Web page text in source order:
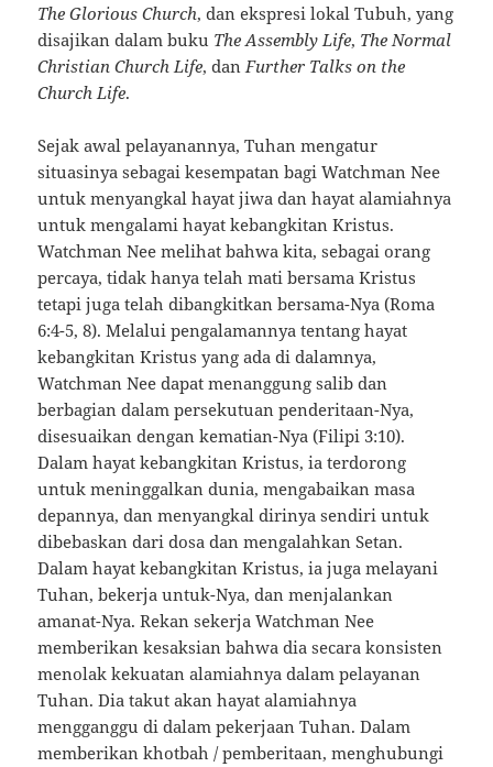
The Glorious Church, dan ekspresi lokal Tubuh, yang
disajikan dalam buku The Assembly Life, The Normal
Christian Church Life, danFurther Talks on the
Church Life.
Sejak awal pelayanannya, Tuhan mengatur
situasinya sebagai kesempatan bagi Watchman Nee
untuk menyangkal hayat jiwa dan hayat alamiahnya
untuk mengalami hayat kebangkitan Kristus.
Watchman Nee melihat bahwa kita, sebagai orang
percaya, tidak hanya telah mati bersama Kristus
tetapi juga telah dibangkitkan bersama-Nya (Roma
6:4-5, 8). Melalui pengalamannya tentang hayat
kebangkitan Kristus yang ada di dalamnya,
Watchman Nee dapat menanggung salib dan
berbagian dalam persekutuan penderitaan-Nya,
disesuaikan dengan kematian-Nya (Filipi 3:10).
Dalam hayat kebangkitan Kristus, ia terdorong
untuk meninggalkan dunia, mengabaikan masa
depannya, dan menyangkal dirinya sendiri untuk
dibebaskan dari dosa dan mengalahkan Setan.
Dalam hayat kebangkitan Kristus, ia juga melayani
Tuhan, bekerja untuk-Nya, dan menjalankan
amanat-Nya. Rekan sekerja Watchman Nee
memberikan kesaksian bahwa dia secara konsisten
menolak kekuatan alamiahnya dalam pelayanan
Tuhan. Dia takut akan hayat alamiahnya
mengganggu di dalam pekerjaan Tuhan. Dalam
memberikan khotbah / pemberitaan, menghubungi